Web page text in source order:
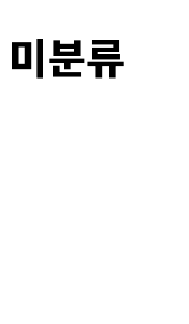
미분류